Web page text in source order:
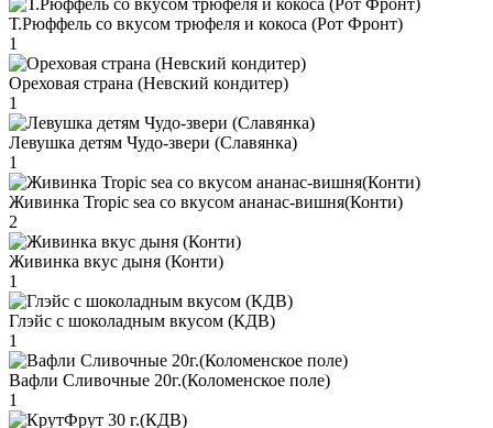
Т.Рюффель со вкусом трюфеля и кокоса (Рот Фронт)
1
Ореховая страна (Невский кондитер)
1
Левушка детям Чудо-звери (Славянка)
1
Живинка Tropic sea со вкусом ананас-вишня(Конти)
2
Живинка вкус дыня (Конти)
1
Глэйс с шоколадным вкусом (КДВ)
1
Вафли Сливочные 20г.(Коломенское поле)
1